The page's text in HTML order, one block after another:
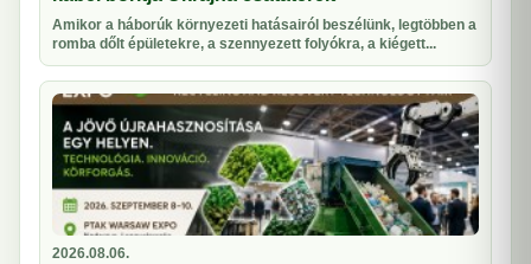
Amikor a háborúk környezeti hatásairól beszélünk, legtöbben a
romba dőlt épületekre, a szennyezett folyókra, a kiégett...
2026.08.06.